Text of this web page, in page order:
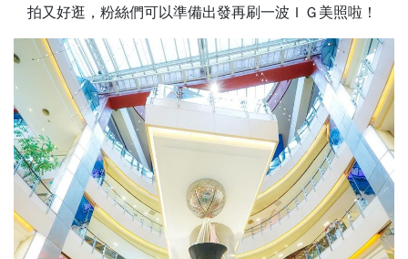
拍又好逛，粉絲們可以準備出發再刷一波ＩＧ美照啦！